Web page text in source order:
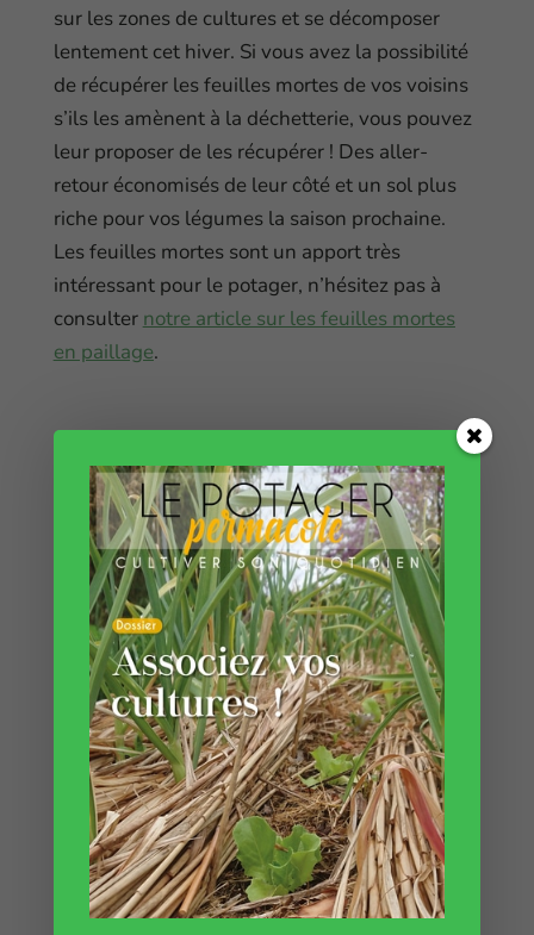
sur les zones de cultures et se décomposer
lentement cet hiver. Si vous avez la possibilité
de récupérer les feuilles mortes de vos voisins
s’ils les amènent à la déchetterie, vous pouvez
leur proposer de les récupérer ! Des aller-
retour économisés de leur côté et un sol plus
riche pour vos légumes la saison prochaine.
Les feuilles mortes sont un apport très
intéressant pour le potager, n’hésitez pas à
consulter notre article sur les feuilles mortes
en paillage.
Connaissez-vous le chop and drop ?
C’est une pratique vertueuse facile à
mettre en place pour valoriser les
tailles en tout genre. Le principe est
simple : lorsque l’on taille buissons,
arbustes ou tout autre végétal, vous
couvrez le sol des zones cultivées
directement avec ces résidus. Nous
avions réaliséun reportage chez
Damien Dekarz sur le sujet.
N’hésitez pas à le consulter.